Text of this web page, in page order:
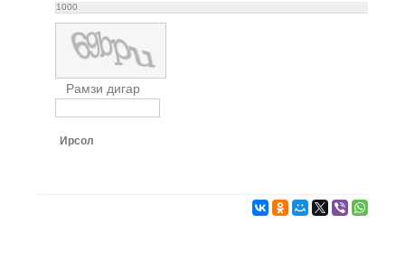
1000
Рамзи дигар
Ирсол